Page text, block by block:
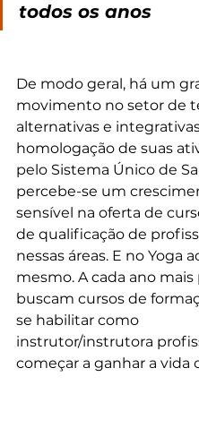
todos os anos
De modo geral, há um
movimento no setor de
alternativas e
homologação de suas
pelo Sistema Único de
percebe-se um
sensível na oferta de
de qualificação de
nessas áreas. E no Yoga
mesmo. A cada ano mais
buscam cursos de
se habilitar como
instrutor/instrutora
começar a ganhar a vida